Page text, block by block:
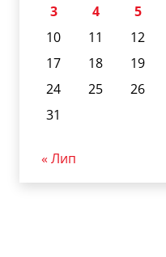
3
4 5
10
11 12
17
18 19
24
25 26
31
« Лип